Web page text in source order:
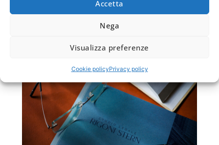
Accetta
Nega
Visualizza preferenze
Cookie policyPrivacy policy